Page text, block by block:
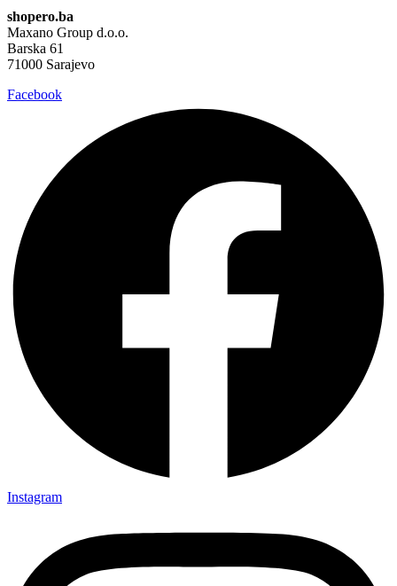
shopero.ba
Maxano Group d.o.o.
Barska 61
71000 Sarajevo
Facebook
Instagram